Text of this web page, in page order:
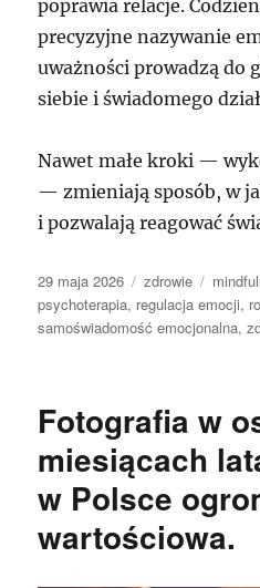
poprawia relacje.
precyzyjne nazywanie
uważności prowadzą do
siebie i świadomego
Nawet małe kroki —
— zmieniają sposób, w
i pozwalają reagować
Data
publikacji
29 maja 2026 Kategorie
zdrowie Tagi
psychoterapia, regulacja emocji,
samoświadomość emocjonalna,
Fotografia w
miesiącach
w Polsce
wartościowa.